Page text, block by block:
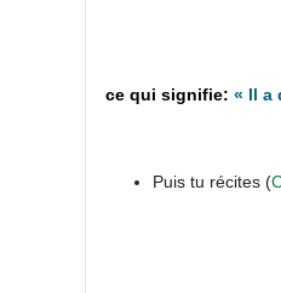
« Il a
Puis tu récites (